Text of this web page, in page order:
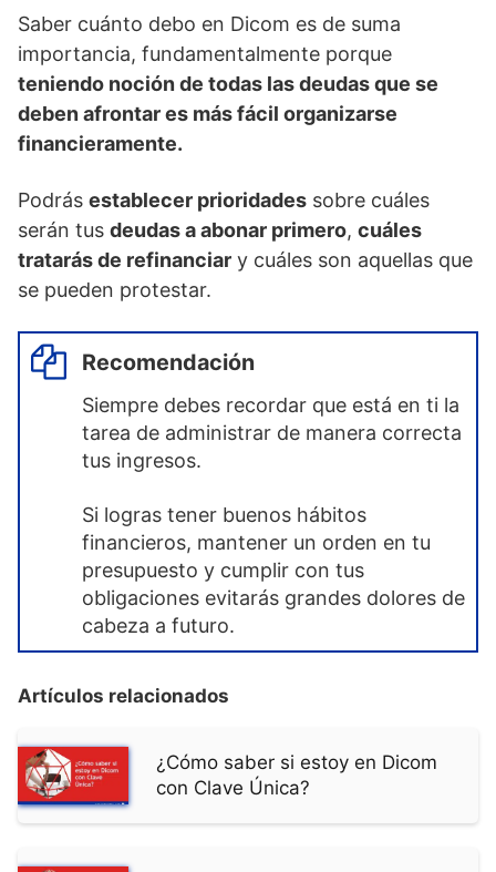
Saber cuánto debo en Dicom es de suma
importancia, fundamentalmente porque
teniendo noción de todas las deudas que se
deben afrontar es más fácil organizarse
financieramente.
Podrás establecer prioridades sobre cuáles
serán tus deudas a abonar primero, cuáles
tratarás de refinanciar y cuáles son aquellas que
se pueden protestar.
Recomendación
Siempre debes recordar que está en ti la
tarea de administrar de manera correcta
tus ingresos.
Si logras tener buenos hábitos
financieros, mantener un orden en tu
presupuesto y cumplir con tus
obligaciones evitarás grandes dolores de
cabeza a futuro.
Artículos relacionados
¿Cómo saber si estoy en Dicom
con Clave Única?